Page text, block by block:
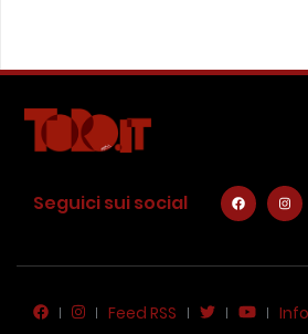
Seguici sui social
Feed RSS